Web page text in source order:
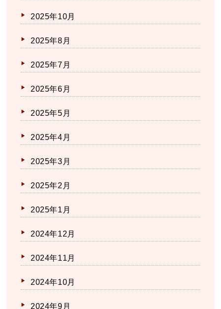
2025年10月
2025年8月
2025年7月
2025年6月
2025年5月
2025年4月
2025年3月
2025年2月
2025年1月
2024年12月
2024年11月
2024年10月
2024年9月